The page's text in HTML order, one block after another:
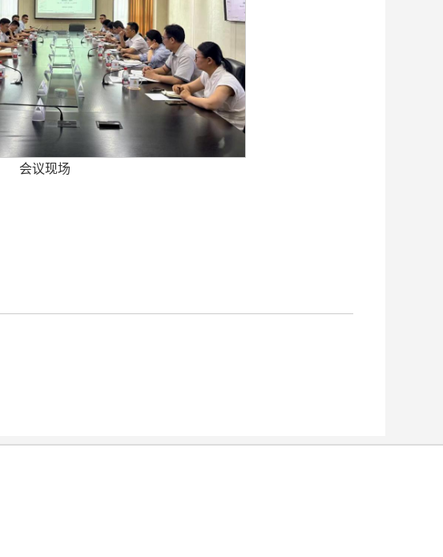
会议现场